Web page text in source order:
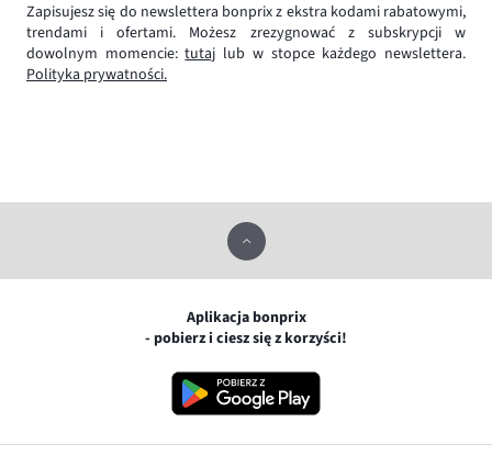
Zapisujesz się do newslettera bonprix z ekstra kodami rabatowymi,
trendami i ofertami. Możesz zrezygnować z subskrypcji w
dowolnym momencie:tutaj lub w stopce każdego newslettera.
Polityka prywatności.
Aplikacja bonprix
- pobierz i ciesz się z korzyści!